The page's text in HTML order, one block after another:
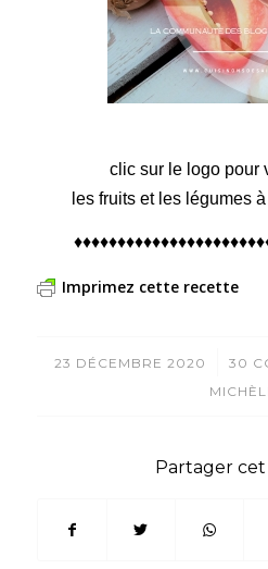
clic sur le logo pour
les fruits et les légumes
Imprimez cette recette
23 DÉCEMBRE 2020
/ 30
Partager